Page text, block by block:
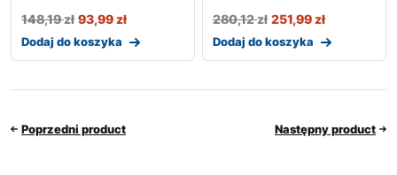
148,19zł 93,99zł
Dodaj do koszyka
280,12zł 251,99zł
Dodaj do koszyka
Poprzedni product Następny product